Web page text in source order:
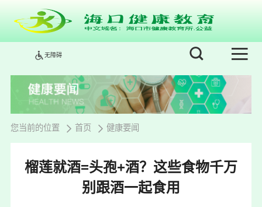
无障碍
您当前的位置 首页 健康要闻
榴莲就酒=头孢+酒？这些食物千万
别跟酒一起食用